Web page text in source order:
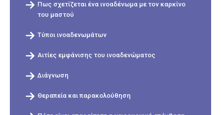
Πως σχετίζεται ένα ινοαδένωμα με τον καρκίνο
του μαστού
Τύποι ινοαδενωμάτων
Αιτίες εμφάνισης του ινοαδενώματος
Διάγνωση
Θεραπεία και παρακολούθηση